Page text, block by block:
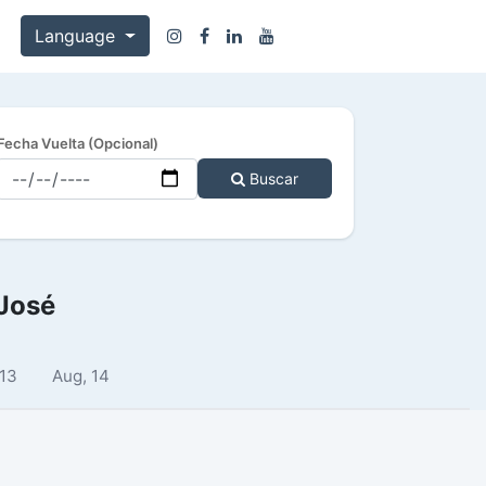
Language
Vuelta (Opcional)
Buscar
Aug, 14